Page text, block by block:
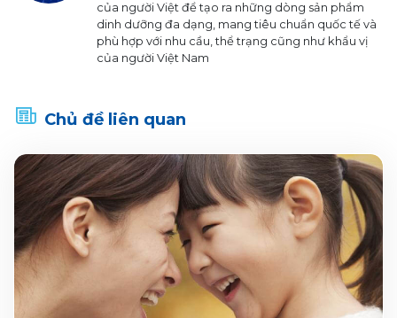
của người Việt để tạo ra những dòng sản phẩm
dinh dưỡng đa dạng, mang tiêu chuẩn quốc tế và
phù hợp với nhu cầu, thể trạng cũng như khẩu vị
của người Việt Nam
Chủ đề liên quan